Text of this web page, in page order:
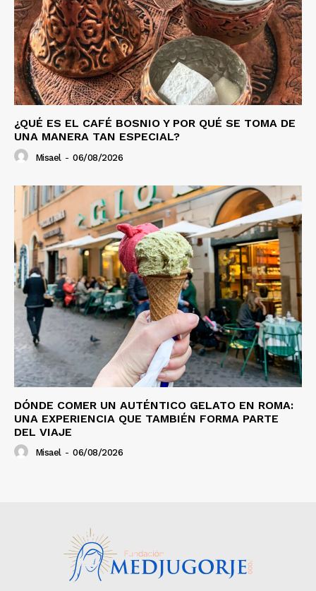
¿QUÉ ES EL CAFÉ BOSNIO Y POR QUÉ SE TOMA DE
UNA MANERA TAN ESPECIAL?
Misael - 06/08/2026
DÓNDE COMER UN AUTÉNTICO GELATO EN ROMA:
UNA EXPERIENCIA QUE TAMBIÉN FORMA PARTE
DEL VIAJE
Misael - 06/08/2026